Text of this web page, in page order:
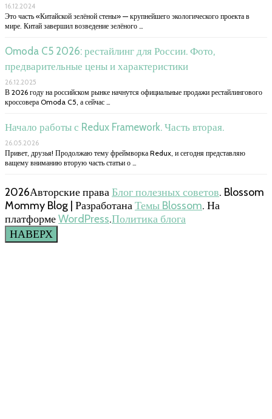
16.12.2024
Это часть «Китайской зелёной стены» — крупнейшего экологического проекта в
мире. Китай завершил возведение зелёного …
Omoda C5 2026: рестайлинг для России. Фото,
предварительные цены и характеристики
26.12.2025
В 2026 году на российском рынке начнутся официальные продажи рестайлингового
кроссовера Omoda C5, а сейчас …
Начало работы с Redux Framework. Часть вторая.
26.05.2026
Привет, друзья! Продолжаю тему фреймворка Redux, и сегодня представляю
ващему вниманию вторую часть статьи о …
2026Авторские праваБлог полезных советов. Blossom
Mommy Blog | РазработанаТемы Blossom. На
платформеWordPress.Политика блога
НАВЕРХ